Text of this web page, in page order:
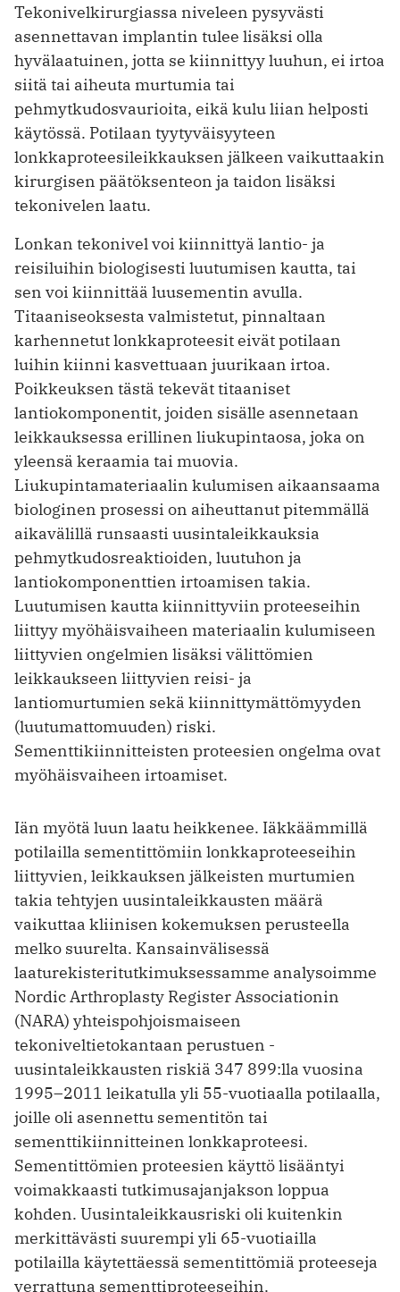
Tekonivelkirurgiassa niveleen pysyvästi
asennettavan implantin tulee lisäksi olla
hyvälaatuinen, jotta se kiinnittyy luuhun, ei irtoa
siitä tai aiheuta murtumia tai
pehmytkudosvaurioita, eikä kulu liian helposti
käytössä. Potilaan tyytyväisyyteen
lonkkaproteesileikkauksen jälkeen vaikuttaakin
kirurgisen päätöksenteon ja taidon lisäksi
tekonivelen laatu.
Lonkan tekonivel voi kiinnittyä lantio- ja
reisiluihin biologisesti luutumisen kautta, tai
sen voi kiinnittää luusementin avulla.
Titaaniseoksesta valmistetut, pinnaltaan
karhennetut lonkkaproteesit eivät potilaan
luihin kiinni kasvet­tuaan juurikaan irtoa.
Poikkeuksen tästä tekevät titaaniset
lantiokomponentit, joiden sisälle asennetaan
leikkauksessa erillinen liukupintaosa, joka on
yleensä keraamia tai muovia.
Liukupintamateriaalin kulumisen aikaansaama
biologinen prosessi on aiheuttanut pitemmällä
aikavälillä runsaasti uusintaleikkauksia
pehmytkudosreaktioiden, luutuhon ja
lantiokomponenttien irtoamisen takia.
Luutumisen kautta kiinnittyviin proteeseihin
liittyy myöhäisvaiheen materiaalin kulumiseen
liittyvien ongelmien lisäksi välittömien
leikkaukseen liittyvien reisi- ja
lantiomurtumien sekä kiinnittymättömyyden
(luutumattomuuden) riski.
Sementtikiinnitteisten proteesien ongelma ovat
myöhäisvaiheen irtoamiset.
Iän myötä luun laatu heikkenee. Iäkkäämmillä
potilailla sementittömiin lonkkaproteeseihin
liittyvien, leikkauksen jälkeisten murtumien
takia tehtyjen uusintaleikkausten määrä
vaikuttaa kliinisen kokemuksen perusteella
melko suurelta. Kansainvälisessä
laaturekisteritutkimuksessamme analysoimme
Nordic Arthroplasty Register Associationin
(NARA) yhteispohjoismaiseen
tekoniveltietokantaan perustuen ­
uusintaleikkausten riskiä 347 899:lla vuosina
1995–2011 leikatulla yli 55-vuotiaalla potilaalla,
joille oli asennettu sementitön tai
sementtikiinnitteinen lonkkaproteesi.
Sementittömien proteesien käyttö lisääntyi
voimakkaasti tutkimusajanjakson loppua
kohden. Uusintaleikkausriski oli kuitenkin
merkittävästi suurempi yli 65-vuotiailla
potilailla käytettäessä sementittömiä proteeseja
verrattuna sementtiproteeseihin.